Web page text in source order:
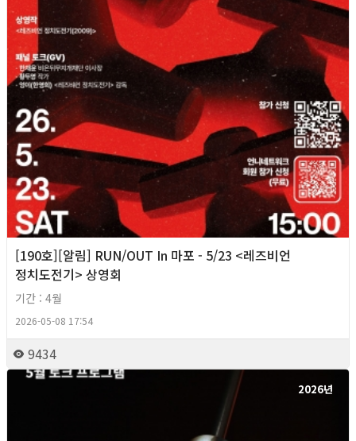
[190호][알림] RUN/OUT In 마포 - 5/23 <레즈비언
정치도전기> 상영회
기간 : 4월
2026-05-08 17:54
9434
2026년